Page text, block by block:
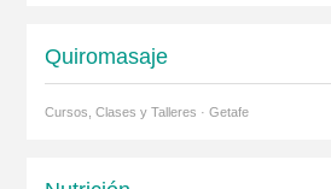
Quiromasaje
Cursos, Clases y Talleres · Getafe